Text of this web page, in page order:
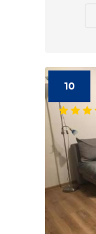
10